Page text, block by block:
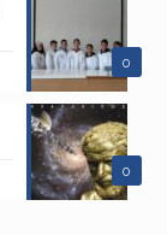
0
0